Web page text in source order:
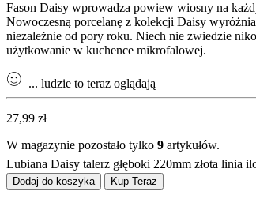
Fason Daisy wprowadza powiew wiosny na
Nowoczesną porcelanę z kolekcji Daisy
niezależnie od pory roku. Niech nie zwiedzie
użytkowanie w kuchence mikrofalowej.
... ludzie to teraz oglądają
27,99 zł
W magazynie pozostało tylko 9 artykułów.
Lubiana Daisy talerz głęboki 220mm złota linia
Dodaj do koszyka Kup Teraz